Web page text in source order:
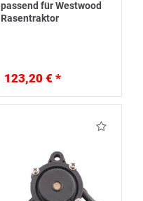
passend für Westwood
Rasentraktor
123,20 € *